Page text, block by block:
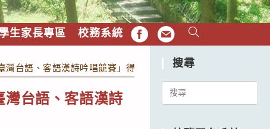
生家長專區 校務系統 FB EMAIL
灣台語、客語漢詩吟唱競賽」得獎影音
灣台語、客語漢詩
搜尋
Search